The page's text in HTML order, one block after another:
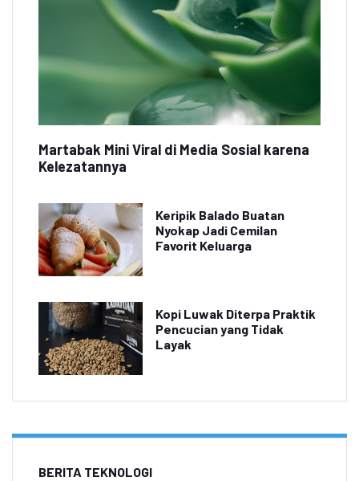
Martabak Mini Viral di Media Sosial karena
Kelezatannya
Keripik Balado Buatan
Nyokap Jadi Cemilan
Favorit Keluarga
Kopi Luwak Diterpa Praktik
Pencucian yang Tidak
Layak
BERITA TEKNOLOGI